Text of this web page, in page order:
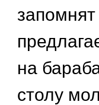
на
столу